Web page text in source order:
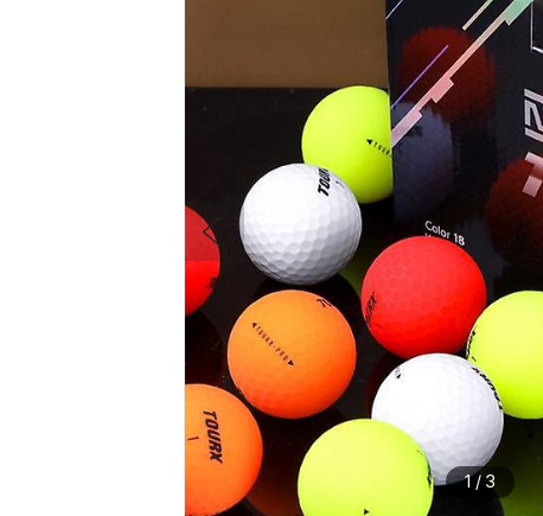
1/ 3